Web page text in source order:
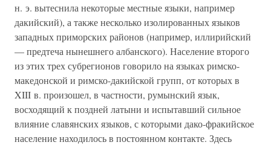
н. э. вытеснила некоторые местные языки, например
дакийский), а также несколько изолированных языков
западных приморских районов (например, иллирийский
— предтеча нынешнего албанского). Население второго
из этих трех субрегионов говорило на языках римско-
македонской и римско-дакийской групп, от которых в
XIII в. произошел, в частности, румынский язык,
восходящий к поздней латыни и испытавший сильное
влияние славянских языков, с которыми дако-фракийское
население находилось в постоянном контакте. Здесь